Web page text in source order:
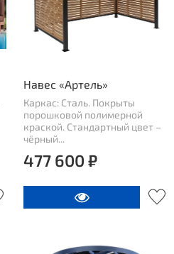
Навес «Артель»
Каркас: Сталь. Покрыты
порошковой полимерной
краской. Стандартный цвет –
чёрный...
477 600 ₽